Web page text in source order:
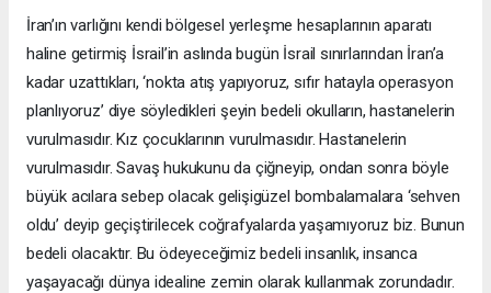
İran’ın varlığını kendi bölgesel yerleşme hesaplarının aparatı
haline getirmiş İsrail’in aslında bugün İsrail sınırlarından İran’a
kadar uzattıkları, ‘nokta atış yapıyoruz, sıfır hatayla operasyon
planlıyoruz’ diye söyledikleri şeyin bedeli okulların, hastanelerin
vurulmasıdır. Kız çocuklarının vurulmasıdır. Hastanelerin
vurulmasıdır. Savaş hukukunu da çiğneyip, ondan sonra böyle
büyük acılara sebep olacak gelişigüzel bombalamalara ‘sehven
oldu’ deyip geçiştirilecek coğrafyalarda yaşamıyoruz biz. Bunun
bedeli olacaktır. Bu ödeyeceğimiz bedeli insanlık, insanca
yaşayacağı dünya idealine zemin olarak kullanmak zorundadır.